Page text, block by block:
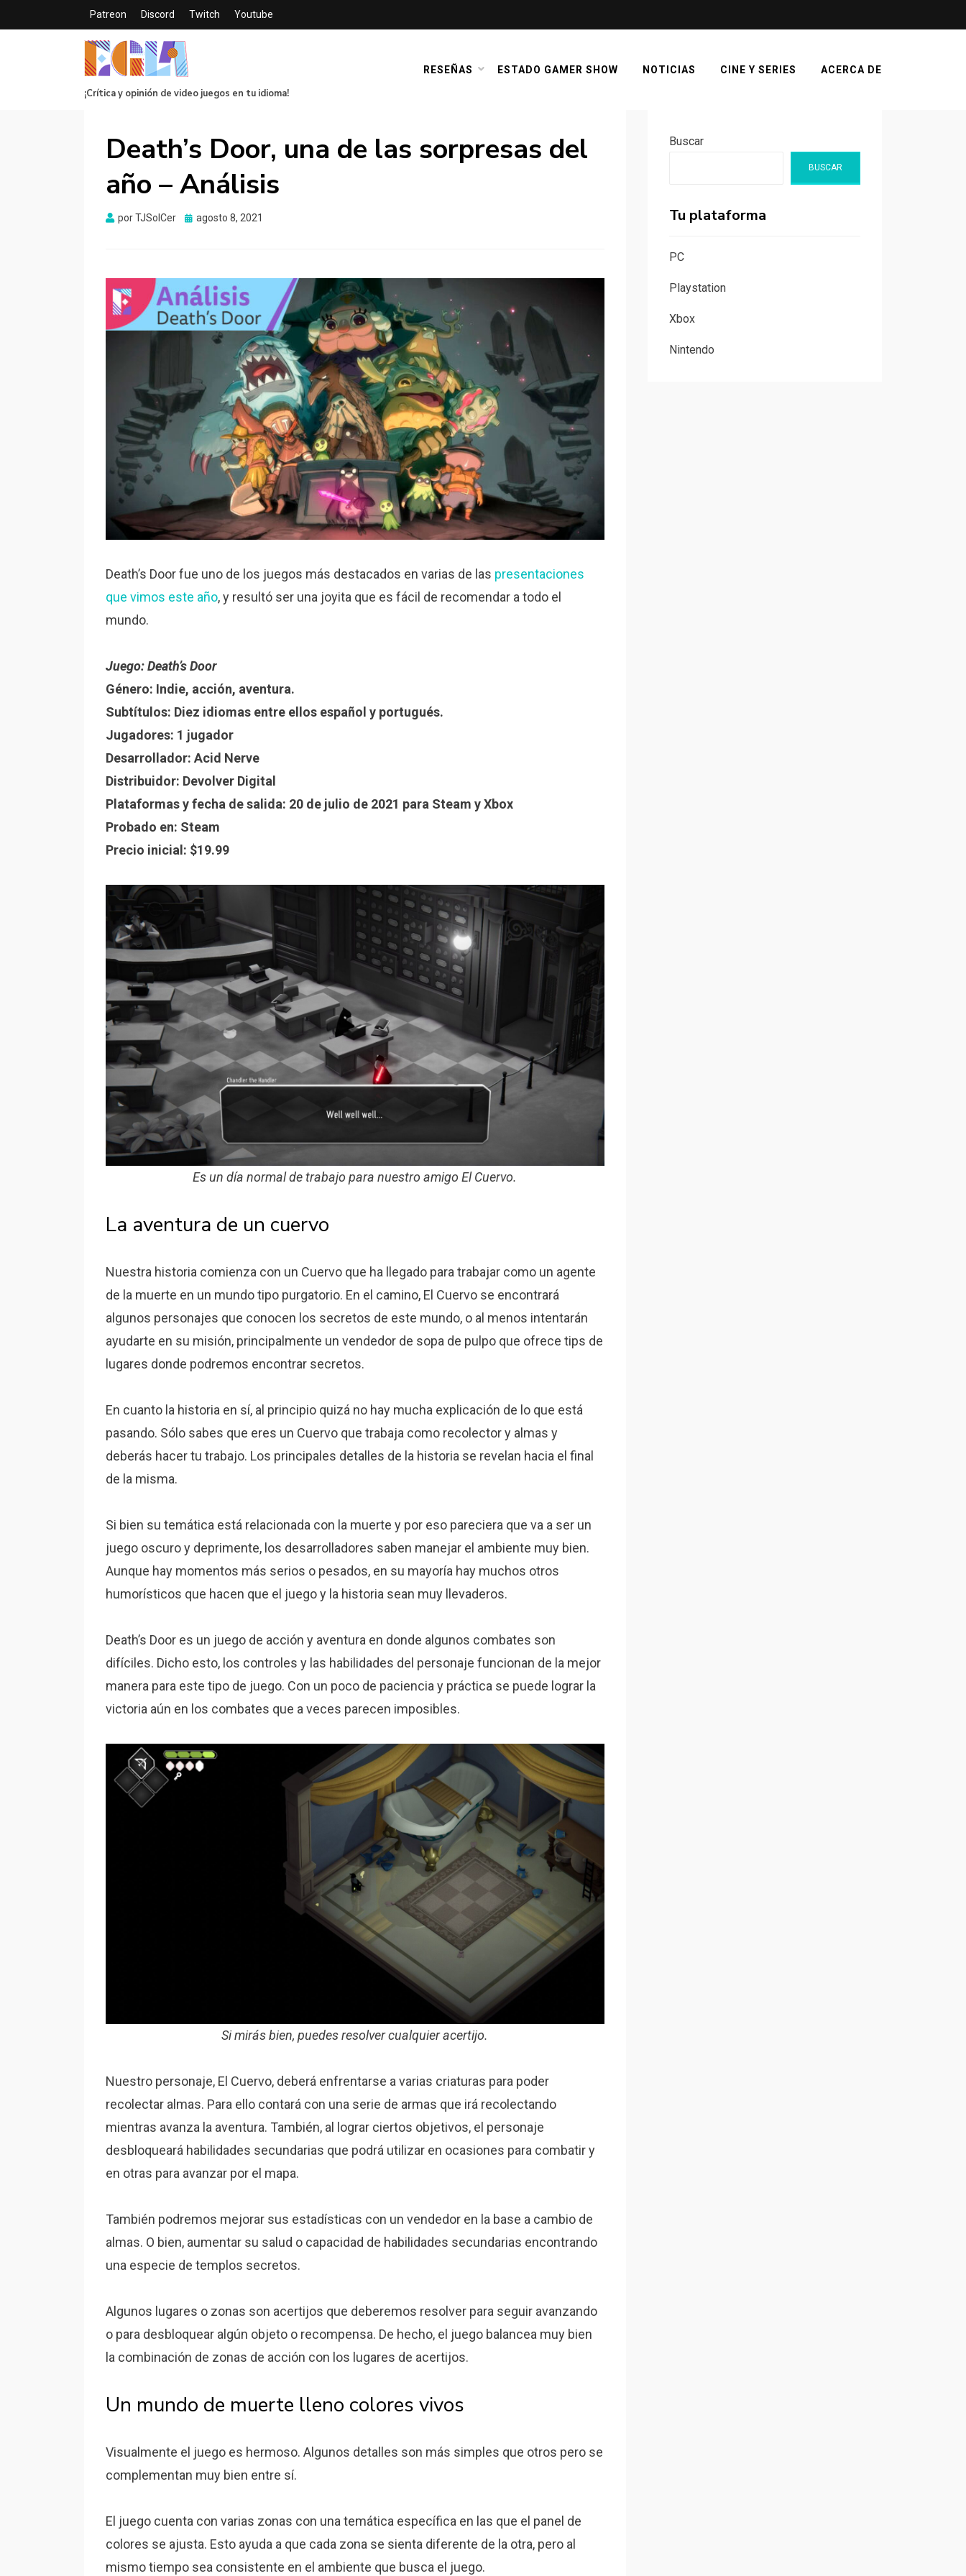
Patreon Discord Twitch Youtube
¡Crítica y opinión de video juegos en tu idioma!
RESEÑAS ESTADO GAMER SHOW NOTICIAS CINE Y SERIES ACERCA DE
Death’s Door, una de las sorpresas del
año – Análisis
porTJSolCer
Publicado
agosto 8, 2021
Death’s Door fue uno de los juegos más destacados en varias de las presentaciones
que vimos este año, y resultó ser una joyita que es fácil de recomendar a todo el
mundo.
Juego: Death’s Door
Género: Indie, acción, aventura.
Subtítulos: Diez idiomas entre ellos español y portugués.
Jugadores: 1 jugador
Desarrollador: Acid Nerve
Distribuidor: Devolver Digital
Plataformas y fecha de salida: 20 de julio de 2021 para Steam y Xbox
Probado en: Steam
Precio inicial: $19.99
Es un día normal de trabajo para nuestro amigo El Cuervo.
La aventura de un cuervo
Nuestra historia comienza con un Cuervo que ha llegado para trabajar como un agente
de la muerte en un mundo tipo purgatorio. En el camino, El Cuervo se encontrará
algunos personajes que conocen los secretos de este mundo, o al menos intentarán
ayudarte en su misión, principalmente un vendedor de sopa de pulpo que ofrece tips de
lugares donde podremos encontrar secretos.
En cuanto la historia en sí, al principio quizá no hay mucha explicación de lo que está
pasando. Sólo sabes que eres un Cuervo que trabaja como recolector y almas y
deberás hacer tu trabajo. Los principales detalles de la historia se revelan hacia el final
de la misma.
Si bien su temática está relacionada con la muerte y por eso pareciera que va a ser un
juego oscuro y deprimente, los desarrolladores saben manejar el ambiente muy bien.
Aunque hay momentos más serios o pesados, en su mayoría hay muchos otros
humorísticos que hacen que el juego y la historia sean muy llevaderos.
Death’s Door es un juego de acción y aventura en donde algunos combates son
difíciles. Dicho esto, los controles y las habilidades del personaje funcionan de la mejor
manera para este tipo de juego. Con un poco de paciencia y práctica se puede lograr la
victoria aún en los combates que a veces parecen imposibles.
Si mirás bien, puedes resolver cualquier acertijo.
Nuestro personaje, El Cuervo, deberá enfrentarse a varias criaturas para poder
recolectar almas. Para ello contará con una serie de armas que irá recolectando
mientras avanza la aventura. También, al lograr ciertos objetivos, el personaje
desbloqueará habilidades secundarias que podrá utilizar en ocasiones para combatir y
en otras para avanzar por el mapa.
También podremos mejorar sus estadísticas con un vendedor en la base a cambio de
almas. O bien, aumentar su salud o capacidad de habilidades secundarias encontrando
una especie de templos secretos.
Algunos lugares o zonas son acertijos que deberemos resolver para seguir avanzando
o para desbloquear algún objeto o recompensa. De hecho, el juego balancea muy bien
la combinación de zonas de acción con los lugares de acertijos.
Un mundo de muerte lleno colores vivos
Visualmente el juego es hermoso. Algunos detalles son más simples que otros pero se
complementan muy bien entre sí.
El juego cuenta con varias zonas con una temática específica en las que el panel de
colores se ajusta. Esto ayuda a que cada zona se sienta diferente de la otra, pero al
mismo tiempo sea consistente en el ambiente que busca el juego.
Buscar
BUSCAR
Tu plataforma
PC
Playstation
Xbox
Nintendo